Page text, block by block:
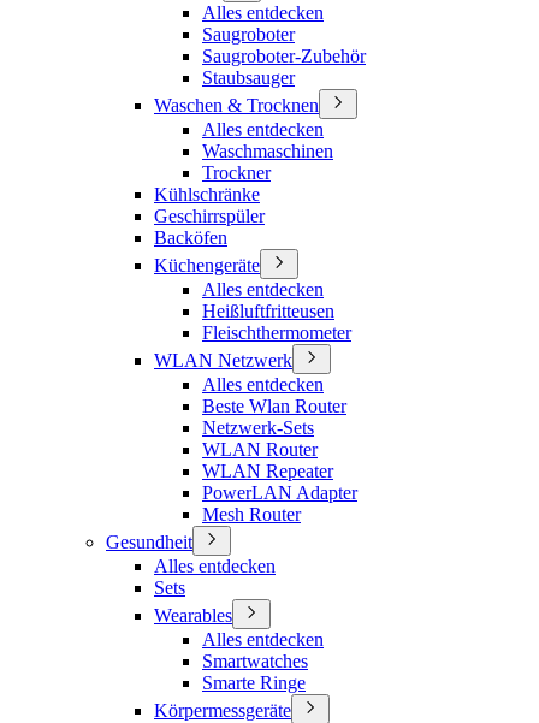
Alles entdecken
Saugroboter
Saugroboter-Zubehör
Staubsauger
Waschen & Trocknen
Alles entdecken
Waschmaschinen
Trockner
Kühlschränke
Geschirrspüler
Backöfen
Küchengeräte
Alles entdecken
Heißluftfritteusen
Fleischthermometer
WLAN Netzwerk
Alles entdecken
Beste Wlan Router
Netzwerk-Sets
WLAN Router
WLAN Repeater
PowerLAN Adapter
Mesh Router
Gesundheit
Alles entdecken
Sets
Wearables
Alles entdecken
Smartwatches
Smarte Ringe
Körpermessgeräte